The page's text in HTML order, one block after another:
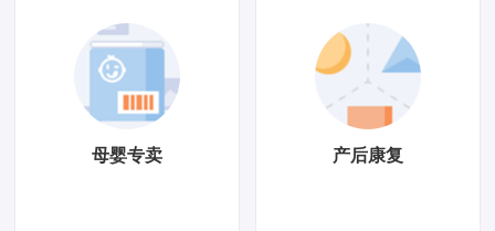
母婴专卖 产后康复